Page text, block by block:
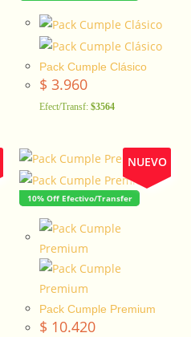
Pack Cumple Clásico
$ 3.960
Efect/Transf: $3564
10% Off Efectivo/Transfer
NUEVO
Pack Cumple Premium
$ 10.420